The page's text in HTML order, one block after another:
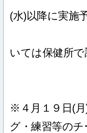
(水)以降に実施
その他
いては保健所で
※４月１９日(
グ・練習等の